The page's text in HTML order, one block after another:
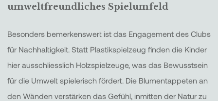
umweltfreundliches Spielumfeld
Besonders bemerkenswert ist das Engagement des Clubs
für Nachhaltigkeit. Statt Plastikspielzeug finden die Kinder
hier ausschliesslich Holzspielzeuge, was das Bewusstsein
für die Umwelt spielerisch fördert. Die Blumentappeten an
den Wänden verstärken das Gefühl, inmitten der Natur zu